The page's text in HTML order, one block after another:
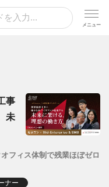
事
未
フィス体制で残業ほぼゼロ
ナー